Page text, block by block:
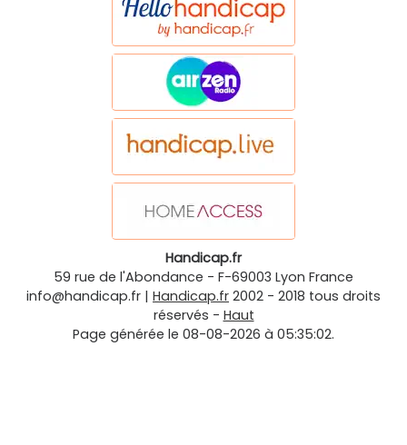
Handicap.fr
59 rue de l'Abondance - F-69003 Lyon France
info@handicap.fr | Handicap.fr 2002 - 2018 tous droits
réservés - Haut
Page générée le 08-08-2026 à 05:35:02.